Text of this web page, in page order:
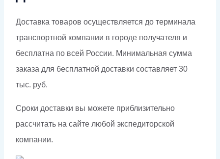
Доставка товаров осуществляется до терминала
транспортной компании в городе получателя и
бесплатна по всей России. Минимальная сумма
заказа для бесплатной доставки составляет 30
тыс. руб.
Сроки доставки вы можете приблизительно
рассчитать на сайте любой экспедиторской
компании.